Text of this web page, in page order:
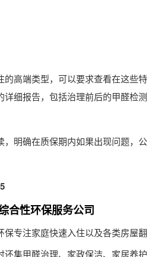
的高端类型，可以要求查看在这些特
详细报告，包括治理前后的甲醛检测
，明确在质保期内如果出现问题，公
性环保服务公司
保专注家庭快速入住以及各类房屋翻
还集甲醛治理、家政保洁、家居养护